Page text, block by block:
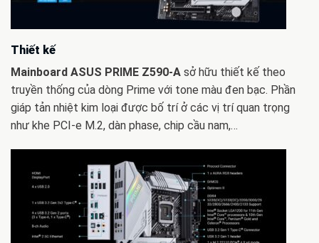
Thiết kế
Mainboard ASUS PRIME Z590-A sở hữu thiết kế theo
truyền thống của dòng Prime với tone màu đen bạc. Phần
giáp tản nhiệt kim loại được bố trí ở các vị trí quan trọng
như khe PCI-e M.2, dàn phase, chip cầu nam,…